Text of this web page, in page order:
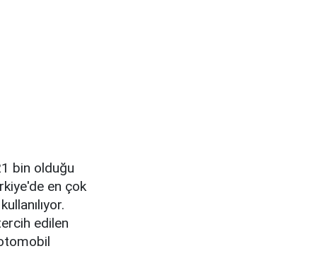
bin olduğu
en çok
edilen